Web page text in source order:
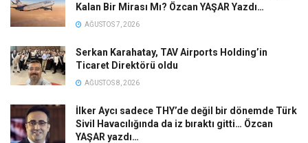
Kalan Bir Mirası Mı? Özcan YAŞAR Yazdı…
AĞUSTOS 7, 2026
Serkan Karahatay, TAV Airports Holding’in
Ticaret Direktörü oldu
AĞUSTOS 8, 2026
İlker Aycı sadece THY’de değil bir dönemde Türk
Sivil Havacılığında da iz bıraktı gitti… Özcan
YAŞAR yazdı…